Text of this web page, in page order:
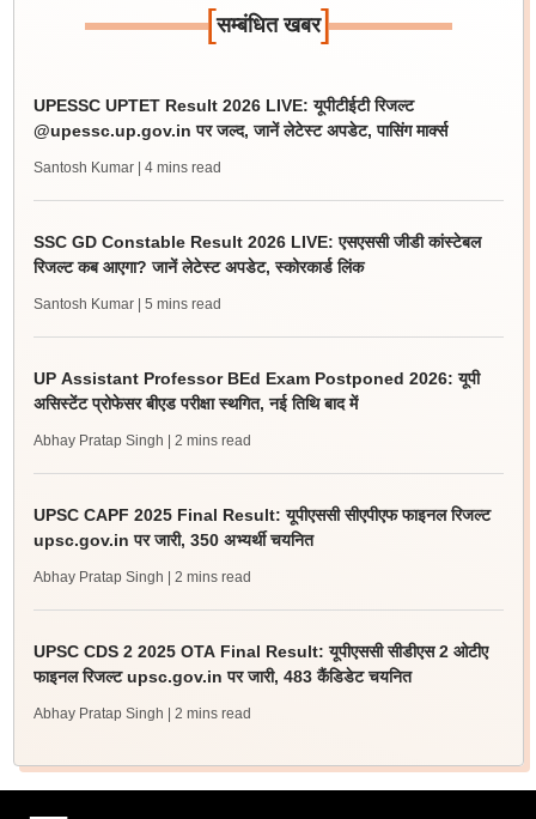
[सम्बंधित खबर]
UPESSC UPTET Result 2026 LIVE: यूपीटीईटी रिजल्ट
@upessc.up.gov.in पर जल्द, जानें लेटेस्ट अपडेट, पासिंग मार्क्स
Santosh Kumar | 4 mins read
SSC GD Constable Result 2026 LIVE: एसएससी जीडी कांस्टेबल
रिजल्ट कब आएगा? जानें लेटेस्ट अपडेट, स्कोरकार्ड लिंक
Santosh Kumar | 5 mins read
UP Assistant Professor BEd Exam Postponed 2026: यूपी
असिस्टेंट प्रोफेसर बीएड परीक्षा स्थगित, नई तिथि बाद में
Abhay Pratap Singh | 2 mins read
UPSC CAPF 2025 Final Result: यूपीएससी सीएपीएफ फाइनल रिजल्ट
upsc.gov.in पर जारी, 350 अभ्यर्थी चयनित
Abhay Pratap Singh | 2 mins read
UPSC CDS 2 2025 OTA Final Result: यूपीएससी सीडीएस 2 ओटीए
फाइनल रिजल्ट upsc.gov.in पर जारी, 483 कैंडिडेट चयनित
Abhay Pratap Singh | 2 mins read